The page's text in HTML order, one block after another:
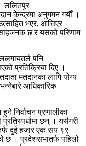
ललितपुर
केन्द्रमा अनुगमन गर्यौं ।
भएर, आत्तिएर
छ र यसको परिणाम
पनि
प्रतिक्रिया दिए ।
मतदानका लागि योग्य
आधिकारिक
हुने निर्वाचन प्रणालीका
छन् । यसैगरी
दुई हजार एक सय ९९
छ । प्रदेशसभातर्फ पहिलो